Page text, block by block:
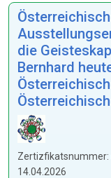
die
Bernhard
Zertizfikatsnummer:
14.04.2026